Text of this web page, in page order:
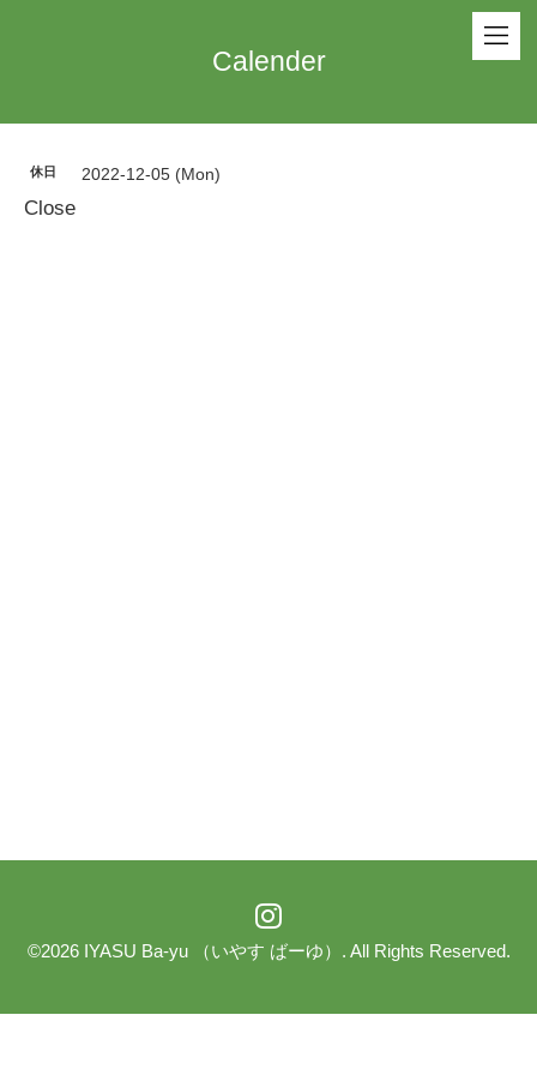
Calender
休日 2022-12-05 (Mon)
Close
©2026 IYASU Ba-yu （いやす ばーゆ） . All Rights Reserved.